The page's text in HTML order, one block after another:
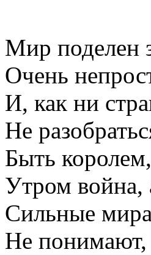
Мир поделен
Очень
И, как ни
Не
Быть
Утром война,
Сильные
Не